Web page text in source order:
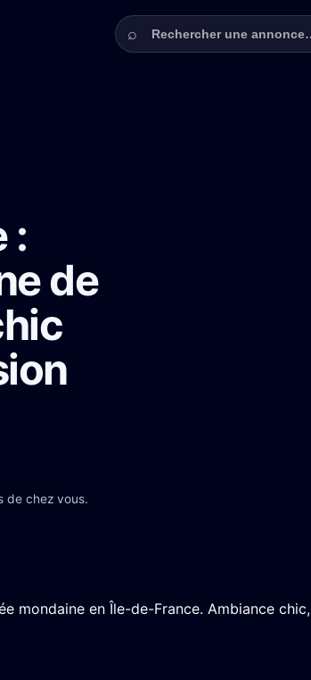
Rechercher une annonce
⌕
:
de
de chez vous.
mondaine en Île-de-France. Ambiance chic,